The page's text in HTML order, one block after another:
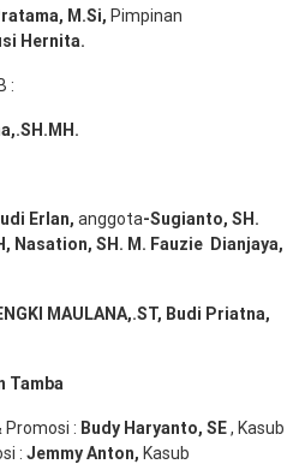
M.Si, Pimpinan
Hernita.
:
Erlan, anggota-Sugianto, SH.
Nasation, SH. M. Fauzie Dianjaya,
MAULANA,.ST, Budi Priatna,
Tamba
Promosi : Budy Haryanto, SE, Kasub
: Jemmy Anton, Kasub